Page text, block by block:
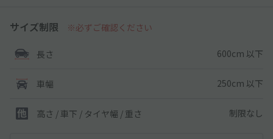
サイズ制限 ※必ずご確認ください
長さ 600cm 以下
車幅 250cm 以下
高さ / 車下 / タイヤ幅 / 重さ 制限なし